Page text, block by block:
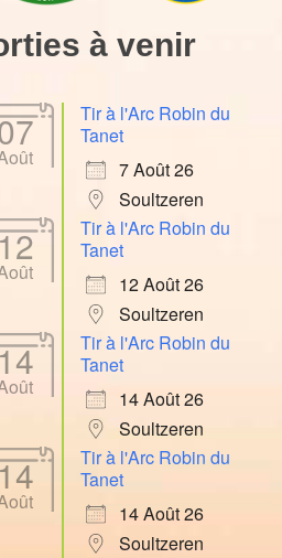
à venir
Tir à l'Arc Robin du
Tanet
7 Août 26
Soultzeren
Tir à l'Arc Robin du
Tanet
12 Août 26
Soultzeren
Tir à l'Arc Robin du
Tanet
14 Août 26
Soultzeren
Tir à l'Arc Robin du
Tanet
14 Août 26
Soultzeren